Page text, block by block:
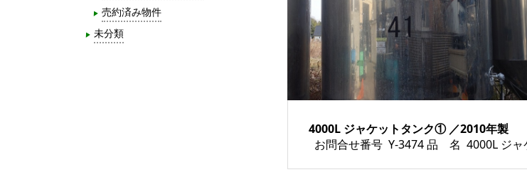
4000L ジャケットタンク① ／2010年製
売約済み物件
未分類